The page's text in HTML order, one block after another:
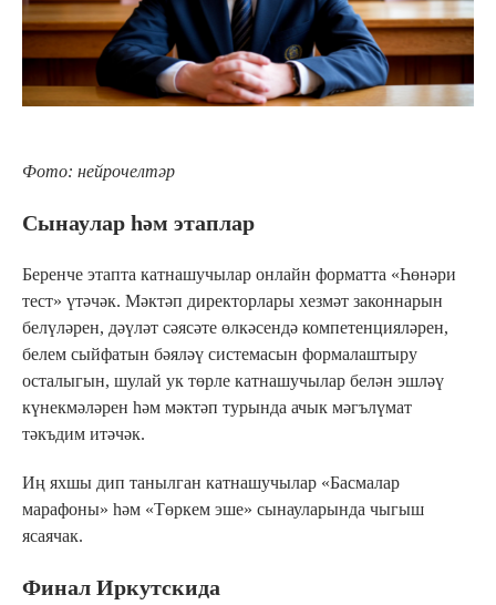
Фото: нейрочелтәр
Сынаулар һәм этаплар
Беренче этапта катнашучылар онлайн форматта «Һөнәри
тест» үтәчәк. Мәктәп директорлары хезмәт законнарын
белүләрен, дәүләт сәясәте өлкәсендә компетенцияләрен,
белем сыйфатын бәяләү системасын формалаштыру
осталыгын, шулай ук төрле катнашучылар белән эшләү
күнекмәләрен һәм мәктәп турында ачык мәгълүмат
тәкъдим итәчәк.
Иң яхшы дип танылган катнашучылар «Басмалар
марафоны» һәм «Төркем эше» сынауларында чыгыш
ясаячак.
Финал Иркутскида